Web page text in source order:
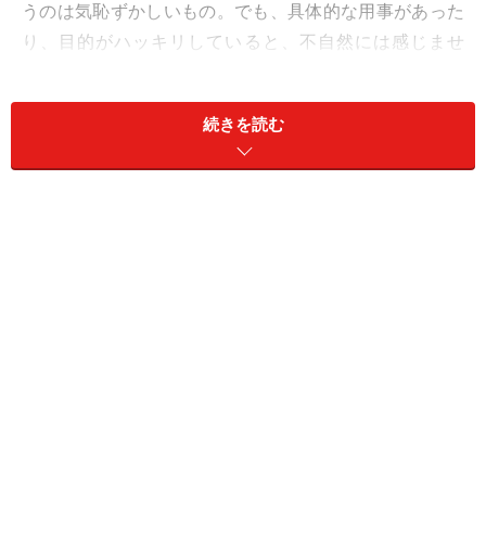
うのは気恥ずかしいもの。でも、具体的な用事があった
り、目的がハッキリしていると、不自然には感じませ
トモミさん（29歳）の気になる２歳年下の彼は同僚から
「スイーツ王子」と呼ばれるほど甘党。彼がホワイトデ
続きを読む